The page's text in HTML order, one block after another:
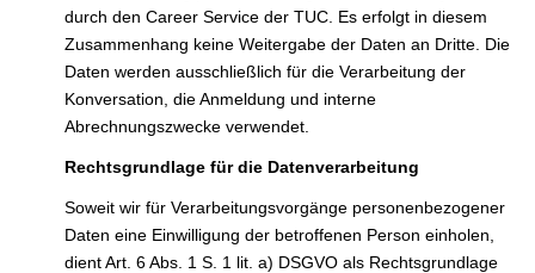
durch den Career Service der TUC. Es erfolgt in diesem
Zusammenhang keine Weitergabe der Daten an Dritte. Die
Daten werden ausschließlich für die Verarbeitung der
Konversation, die Anmeldung und interne
Abrechnungszwecke verwendet.
Rechtsgrundlage für die Datenverarbeitung
Soweit wir für Verarbeitungsvorgänge personenbezogener
Daten eine Einwilligung der betroffenen Person einholen,
dient Art. 6 Abs. 1 S. 1 lit. a) DSGVO als Rechtsgrundlage